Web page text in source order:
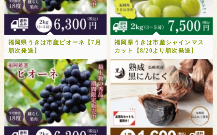
福岡県うきは市産ピオーネ【7月
順次発送】
福岡県うきは市産シャインマス
カット【8/20より順次発送】